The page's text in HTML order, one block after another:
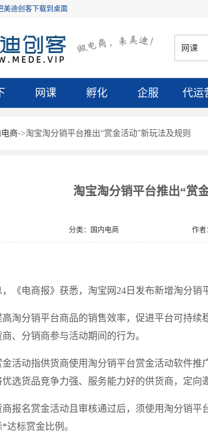
美迪创客下载到桌面
网课 孵化 企服 代运
电商->淘宝淘分销平台推出“赏金活动”新玩法及规则
淘宝淘分销平台推出“赏
分类：国内电商 作者
，《电商报》获悉，淘宝网24日发布新增淘分销
淘分销平台商品的销售效率，促进平台可持
、分销商参与活动期间的行为。
金活动指供货商使用淘分销平台赏金活动软件
选货品竞争力强、服务能力好的供货商，定向
商报名赏金活动且审核通过后，须使用淘分销
达标赏金比例。